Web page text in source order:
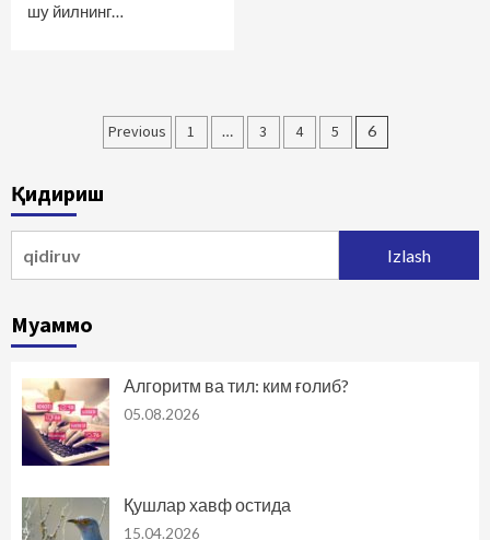
шу йилнинг…
Maqolalar
harakatlanish
Previous 1 … 3 4 5 6
Қидириш
Муаммо
Алгоритм ва тил: ким ғолиб?
05.08.2026
Қушлар хавф остида
15.04.2026